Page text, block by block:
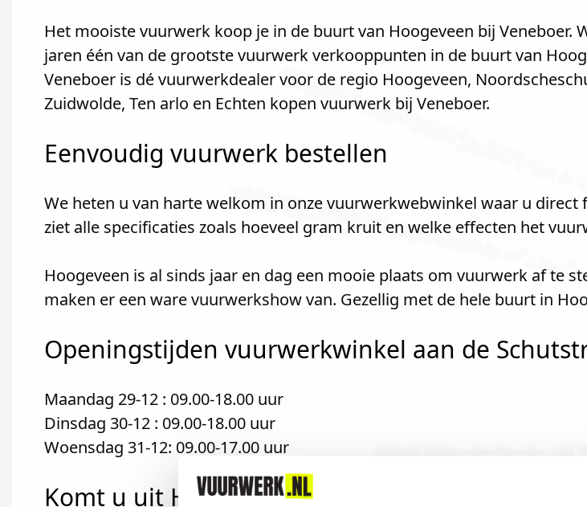
Het mooiste vuurwerk koop je in de buurt van Hoogeveen bij
jaren één van de grootste vuurwerk verkooppunten in de buurt van
Veneboer is dé vuurwerkdealer voor de regio Hoogeveen,
Zuidwolde, Ten arlo en Echten kopen vuurwerk bij Veneboer.
Eenvoudig vuurwerk bestellen
We heten u van harte welkom in onze vuurwerkwebwinkel waar u
ziet alle specificaties zoals hoeveel gram kruit en welke effecten het
Hoogeveen is al sinds jaar en dag een mooie plaats om vuurwerk af te
maken er een ware vuurwerkshow van. Gezellig met de hele buurt in
Openingstijden vuurwerkwinkel aan de
Maandag 29-12 : 09.00-18.00 uur
Dinsdag 30-12 : 09.00-18.00 uur
Woensdag 31-12: 09.00-17.00 uur
Komt u uit Hoogeveen?